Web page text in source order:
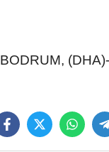
BODRUM,